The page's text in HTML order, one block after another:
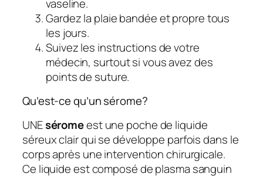
vaseline.
Gardez la plaie bandée et propre tous
les jours.
Suivez les instructions de votre
médecin, surtout si vous avez des
points de suture.
Qu’est-ce qu’un sérome?
UNEséromeest une poche de liquide
séreux clair qui se développe parfois dans le
corps après une intervention chirurgicale.
Ce liquide est composé de plasma sanguin